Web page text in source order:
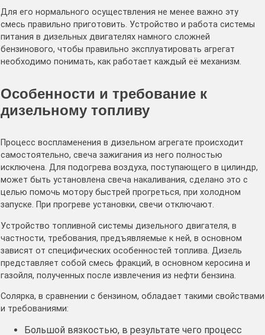
Для его нормального осуществления не менее важно эту
смесь правильно приготовить. Устройство и работа системы
питания в дизельных двигателях намного сложней
бензинового, чтобы правильно эксплуатировать агрегат
необходимо понимать, как работает каждый её механизм.
Особенности и требование к
дизельному топливу
Процесс воспламенения в дизельном агрегате происходит
самостоятельно, свеча зажигания из него полностью
исключена. Для подогрева воздуха, поступающего в цилиндр,
может быть установлена свеча накаливания, сделано это с
целью помочь мотору быстрей прогреться, при холодном
запуске. При прогреве установки, свечи отключают.
Устройство топливной системы дизельного двигателя, в
частности, требования, предъявляемые к ней, в основном
зависят от специфических особенностей топлива. Дизель
представляет собой смесь фракций, в основном керосина и
газойля, полученных после извлечения из нефти бензина.
Солярка, в сравнении с бензином, обладает такими свойствами
и требованиями:
Большой вязкостью, в результате чего процесс